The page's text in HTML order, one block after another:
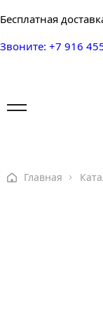
Бесплатная
Звоните: +7 916
Главная